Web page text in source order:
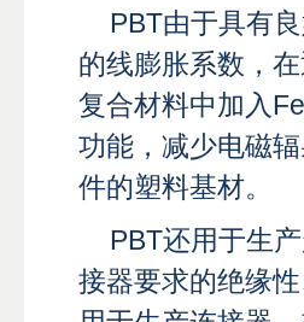
PBT由于具有
的线膨胀系数，
复合材料中加入
功能，减少电磁
件的塑料基材。
PBT还用于生
接器要求的绝缘